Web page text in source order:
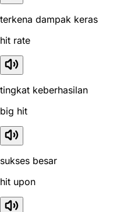
terkena dampak keras
hit rate
tingkat keberhasilan
big hit
sukses besar
hit upon